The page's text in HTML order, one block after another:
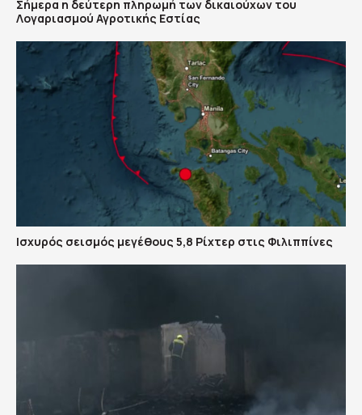
Σήμερα η δεύτερη πληρωμή των δικαιούχων του
Λογαριασμού Αγροτικής Εστίας
Ισχυρός σεισμός μεγέθους 5,8 Ρίχτερ στις Φιλιππίνες